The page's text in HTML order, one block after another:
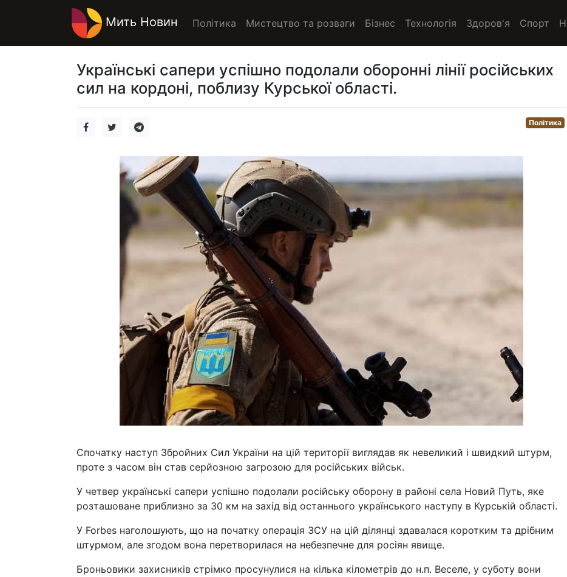
Мить Новин Політика Мистецтво та розваги Бізнес Технологія Здоров'я Спорт
Українські сапери успішно подолали оборонні лінії російських
сил на кордоні, поблизу Курської області.
Політика
Спочатку наступ Збройних Сил України на цій території виглядав як невеликий і швидкий штурм,
проте з часом він став серйозною загрозою для російських військ.
У четвер українські сапери успішно подолали російську оборону в районі села Новий Путь, яке
розташоване приблизно за 30 км на захід від останнього українського наступу в Курській області.
У Forbes наголошують, що на початку операція ЗСУ на цій ділянці здавалася коротким та дрібним
штурмом, але згодом вона перетворилася на небезпечне для росіян явище.
Броньовики захисників стрімко просунулися на кілька кілометрів до н.п. Веселе, у суботу вони